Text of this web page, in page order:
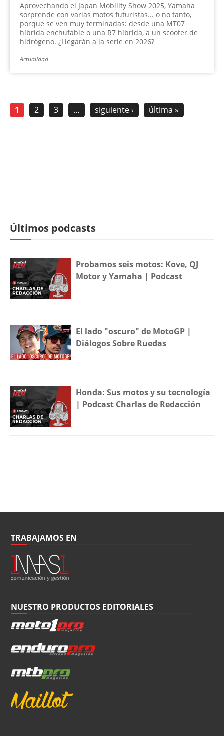
Aprovechando el Japan Mobility Show 2025, Yamaha
sorprende con varias motos futuristas... o no tanto,
porque se ven muy terminadas: desde una MT07
híbrida enchufable o una R7 híbrida, a un scooter de
hidrógeno. ¿Llegarán a la serie en 2026?
Actualidad
1 2 3 … siguiente › última »
Últimos podcasts
Probamos seis motos: Kove, QJ
Motor y Yamaha | Podcast
El lado "oscuro" de MotoGP |
Diálogos Sobre Ruedas
Honda: Sus motos y su tecnología
| Podcast Charlas de Redacción
TRABAJAMOS EN
NUESTRO PRODUCTOS EDITORIALES